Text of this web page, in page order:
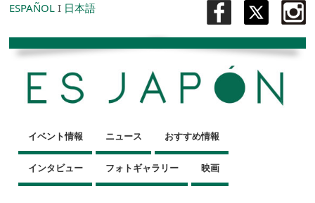
ESPAÑOL I 日本語
イベント情報 ニュース おすすめ情報
インタビュー フォトギャラリー 映画